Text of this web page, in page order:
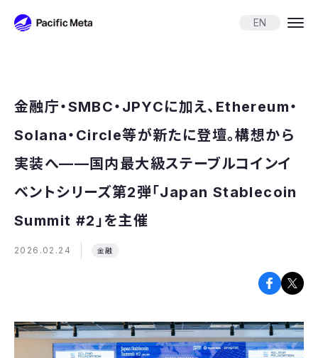
EN
金融庁・SMBC・JPYCに加え、Ethereum・
Solana・Circle等が新たに登壇。構想から
実装へ——国内最大級ステーブルコインイ
ベントシリーズ第2弾「Japan Stablecoin
Summit #2」を主催
2026.02.24 金融